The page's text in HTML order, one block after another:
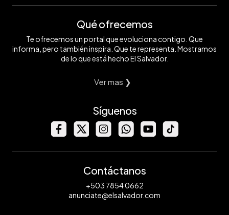
Qué ofrecemos
Te ofrecemos un portal que evoluciona contigo. Que
informa, pero también inspira. Que te representa. Mostramos
de lo que está hecho El Salvador.
Ver mas ❯
Síguenos
Contáctanos
+503 7854 0662
anunciate@elsalvador.com